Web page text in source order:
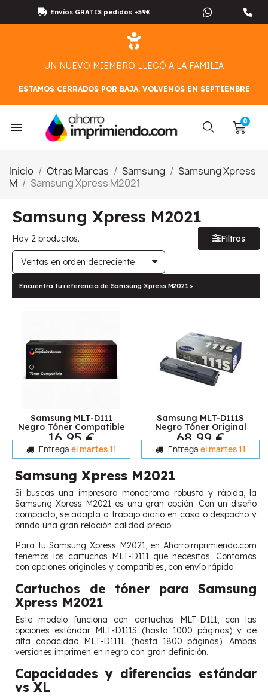
Envíos GRATIS pedidos +59€
UN NUEVO MIEMBRO LLEGÓ A LA FAMILIA
ESTAMOS CERRADOS POR BAJA. VOLVEMOS EN SEPTIEMBRE
Inicio Otras Marcas Samsung
Samsung Xpress
M
Samsung Xpress M2021
Samsung Xpress M2021
Hay 2 productos. Filtros
Encuentra tu referencia de Samsung Xpress M2021 >
Samsung MLT-D111
Negro Tóner Compatible
16,95 €
Entrega el martes 11
Samsung MLT-D111S
Negro Tóner Original
68,99 €
Entrega el martes 11
Samsung Xpress M2021
Si buscas una impresora monocromo robusta y rápida, la
Samsung Xpress M2021 es una gran opción. Con un diseño
compacto, se adapta a trabajo diario en casa o despacho y
brinda una gran relación calidad‑precio.
Para tu Samsung Xpress M2021, en Ahorroimprimiendo.com
tenemos los cartuchos MLT-D111 que necesitas. Contamos
con opciones originales y compatibles, con envío rápido.
Cartuchos de tóner para Samsung
Xpress M2021
Este modelo funciona con cartuchos MLT-D111, con las
opciones estándar MLT-D111S (hasta 1000 páginas) y de
alta capacidad MLT-D111L (hasta 1800 páginas). Ambas
versiones imprimen en negro con gran definición.
Capacidades y diferencias estándar
vs XL